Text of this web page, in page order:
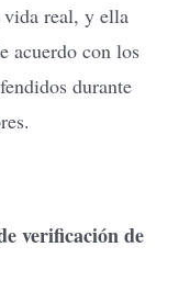
vida real, y ella
acuerdo con los
durante
verificación de